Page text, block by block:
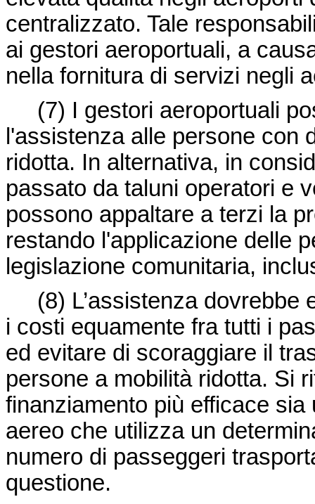
centralizzato. Tale
ai gestori aeroportuali, a
nella fornitura di servizi negli
(7) I gestori aeroportuali
l'assistenza alle persone con
ridotta. In alternativa, in
passato da taluni operatori e
possono appaltare a terzi la
restando l'applicazione delle
legislazione comunitaria,
(8) L’assistenza
i costi equamente fra tutti i
ed evitare di scoraggiare il
persone a mobilità ridotta. Si
finanziamento più efficace
aereo che utilizza un
numero di passeggeri
questione.